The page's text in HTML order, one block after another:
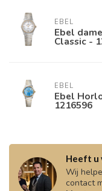
EBEL
Ebel
Classic -
EBEL
Ebel
1216596
Heeft u
Wij
contact